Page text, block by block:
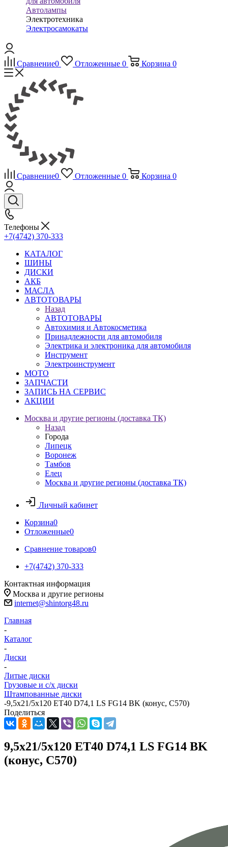
Автолампы
Электротехника
Электросамокаты
Сравнение0 Отложенные 0 Корзина 0
Сравнение0 Отложенные 0 Корзина 0
Телефоны
+7(4742) 370-333
КАТАЛОГ
ШИНЫ
ДИСКИ
АКБ
МАСЛА
АВТОТОВАРЫ
Назад
АВТОТОВАРЫ
Автохимия и Автокосметика
Принадлежности для автомобиля
Электрика и электроника для автомобиля
Инструмент
Электроинструмент
МОТО
ЗАПЧАСТИ
ЗАПИСЬ НА СЕРВИС
АКЦИИ
Москва и другие регионы (доставка ТК)
Назад
Города
Липецк
Воронеж
Тамбов
Елец
Москва и другие регионы (доставка ТК)
Личный кабинет
Корзина0
Отложенные0
Сравнение товаров0
+7(4742) 370-333
Контактная информация
Москва и другие регионы
internet@shintorg48.ru
Главная
-
Каталог
-
Диски
-
Литые диски
Грузовые и с/х диски
Штампованные диски
-9,5x21/5x120 ET40 D74,1 LS FG14 BK (конус, C570)
Поделиться
9,5x21/5x120 ET40 D74,1 LS FG14 BK
(конус, C570)